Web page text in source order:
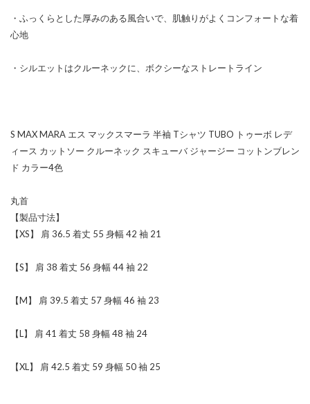
・ふっくらとした厚みのある風合いで、肌触りがよくコンフォートな着
心地
・シルエットはクルーネックに、ボクシーなストレートライン
S MAX MARA エス マックスマーラ 半袖 Tシャツ TUBO トゥーボ レデ
ィース カットソー クルーネック スキューバ ジャージー コットンブレン
ド カラー4色
丸首
【製品寸法】
【XS】 肩 36.5 着丈 55 身幅 42 袖 21
【S】 肩 38 着丈 56 身幅 44 袖 22
【M】 肩 39.5 着丈 57 身幅 46 袖 23
【L】 肩 41 着丈 58 身幅 48 袖 24
【XL】 肩 42.5 着丈 59 身幅 50 袖 25